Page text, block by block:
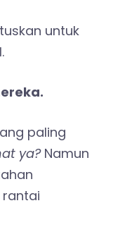
untuk
paling
ya?Namun
rantai